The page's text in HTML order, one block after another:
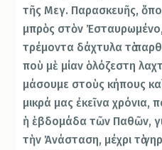
τῆς Μεγ. Παρασκευῆς,
μπρὸς στὸν
τρέμοντα δάχτυλα τὰ
ποὺ μὲ μίαν ὁλόζεστη
μάσουμε στοὺς κήπους καὶ
μικρά μας ἐκεῖνα χρόνια,
ἡ ἑβδομάδα τῶν Παθῶν,
τὴν Ἀνάσταση, μέχρι τὰ